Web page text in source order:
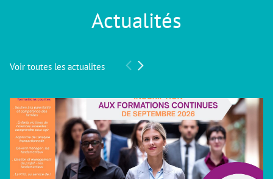
Actualités
Voir toutes les actualites